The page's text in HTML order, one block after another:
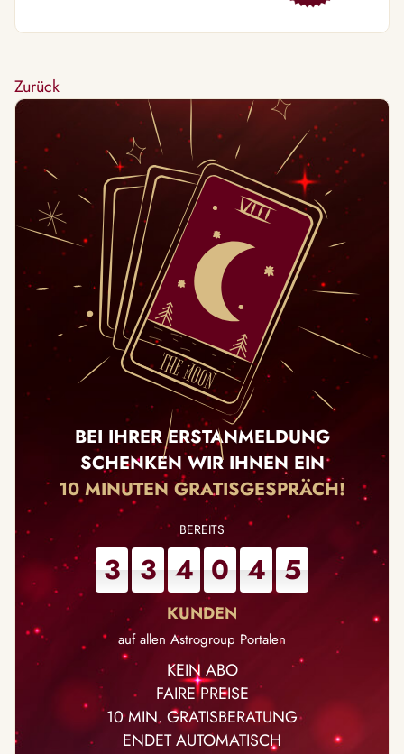
Zurück
BEI IHRER ERSTANMELDUNG
SCHENKEN WIR IHNEN EIN
10 MINUTEN GRATISGESPRÄCH!
3 3 4 0 4 5
auf allen Astrogroup Portalen
KEIN ABO
FAIRE PREISE
10 MIN. GRATISBERATUNG
ENDET AUTOMATISCH